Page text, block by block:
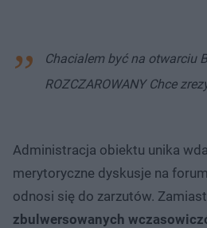
Chacialem być na otwarciu
ROZCZAROWANY Chce
Administracja obiektu unika
merytoryczne dyskusje na
odnosi się do zarzutów.
zbulwersowanych